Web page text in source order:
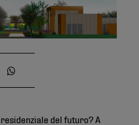
del futuro? A